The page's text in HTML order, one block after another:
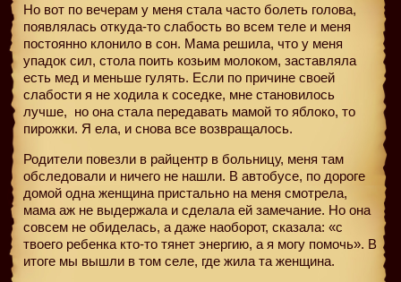
Но вот по вечерам у меня стала часто болеть голова,
появлялась откуда-то слабость во всем теле и меня
постоянно клонило в сон. Мама решила, что у меня
упадок сил, стола поить козьим молоком, заставляла
есть мед и меньше гулять. Если по причине своей
слабости я не ходила к соседке, мне становилось
лучше, но она стала передавать мамой то яблоко, то
пирожки. Я ела, и снова все возвращалось.
Родители повезли в райцентр в больницу, меня там
обследовали и ничего не нашли. В автобусе, по дороге
домой одна женщина пристально на меня смотрела,
мама аж не выдержала и сделала ей замечание. Но она
совсем не обиделась, а даже наоборот, сказала: «с
твоего ребенка кто-то тянет энергию, а я могу помочь». В
итоге мы вышли в том селе, где жила та женщина.